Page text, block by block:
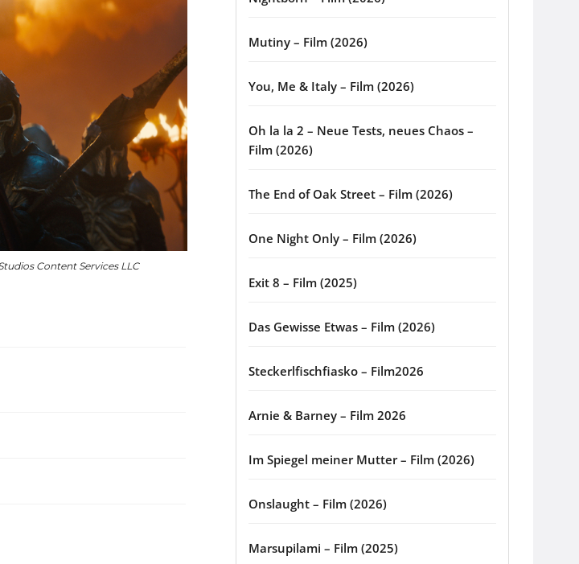
Content Services LLC
Mutiny – Film (2026)
You, Me & Italy – Film (2026)
Oh la la 2 – Neue Tests, neues Chaos –
Film (2026)
The End of Oak Street – Film (2026)
One Night Only – Film (2026)
Exit 8 – Film (2025)
Das Gewisse Etwas – Film (2026)
Steckerlfischfiasko – Film2026
Arnie & Barney – Film 2026
Im Spiegel meiner Mutter – Film (2026)
Onslaught – Film (2026)
Marsupilami – Film (2025)